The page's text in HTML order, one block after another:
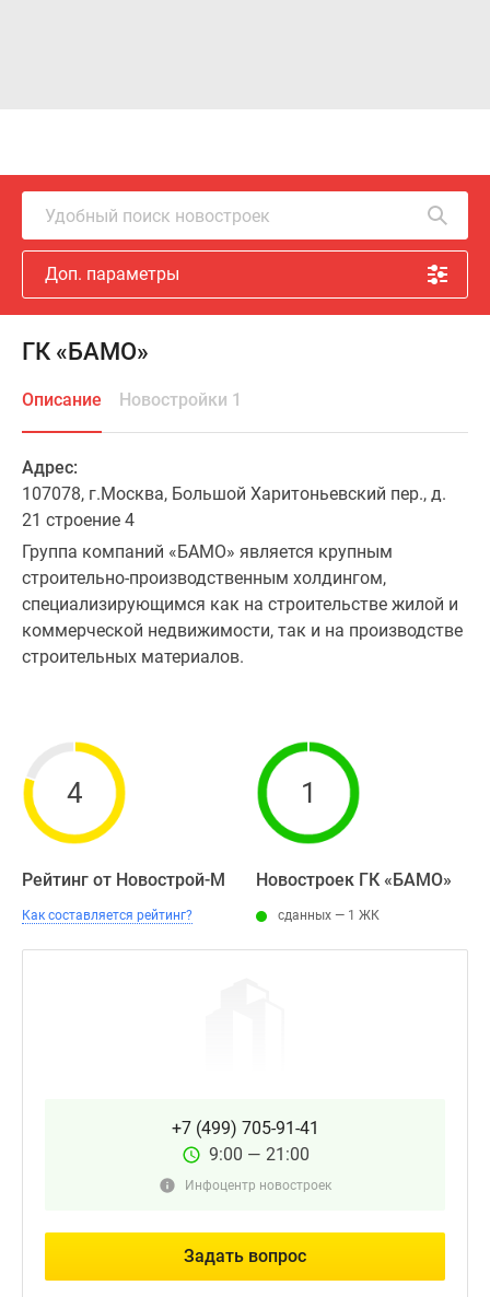
Удобный поиск новостроек
Доп. параметры
ГК «БАМО»
Описание Новостройки 1
Адрес:
107078, г.Москва, Большой Харитоньевский пер., д.
21 строение 4
Группа компаний «БАМО» является крупным
строительно-производственным холдингом,
специализирующимся как на строительстве жилой и
коммерческой недвижимости, так и на производстве
строительных материалов.
4
Рейтинг от Новострой-М
Как составляется рейтинг?
1
Новостроек ГК «БАМО»
сданных — 1 ЖК
+7 (499) 705-91-41
9:00 — 21:00
Инфоцентр новостроек
Задать вопрос